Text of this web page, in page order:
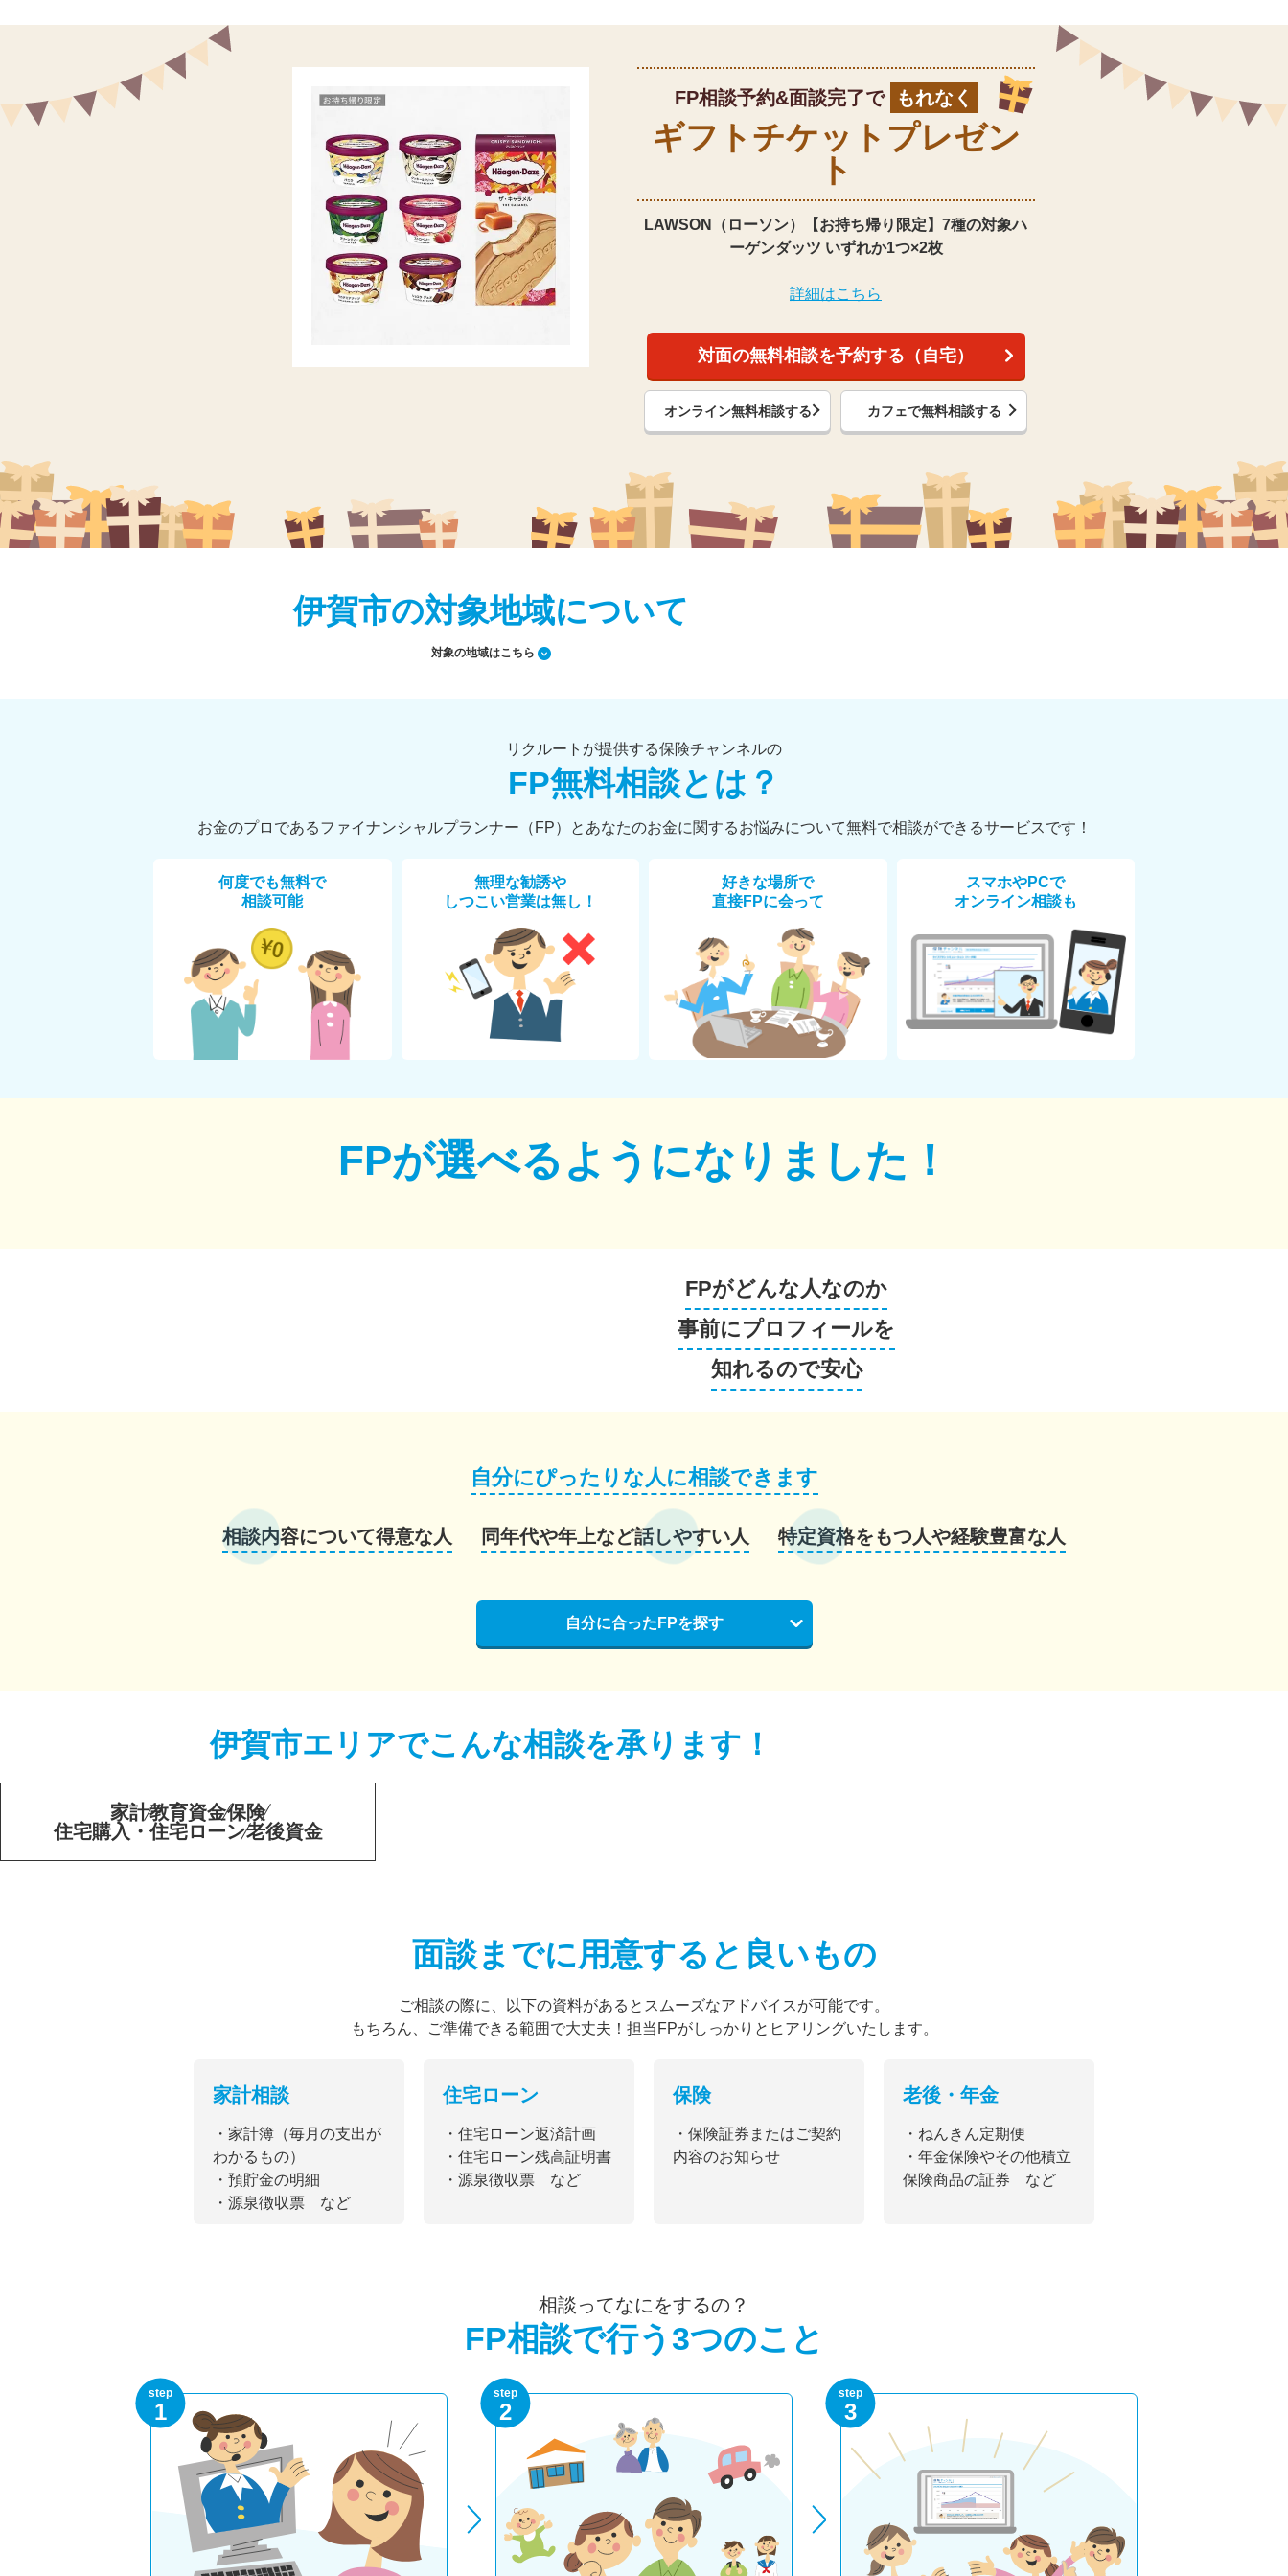
FP相談予約&面談完了で もれなく
ギフトチケット プレゼン
ト
LAWSON（ローソン）【お持ち帰り限定】 7種の対象ハ
ーゲンダッツ いずれか1つ×2枚
詳細はこちら
対面の無料相談を予約する（自宅）
オンライン無料相談する カフェで無料相談する
伊賀市の対象地域について
対象の地域はこちら
リクルートが提供する保険チャンネルの
FP無料相談とは？
お金のプロであるファイナンシャルプランナー（FP）とあなたのお金に関するお悩みについて無料で相談ができるサービスです！
何度でも無料で
相談可能
無理な勧誘や
しつこい営業は無し！
好きな場所で
直接FPに会って
スマホやPCで
オンライン相談も
FPが選べるようになりました！
FPがどんな人なのか
事前にプロフィールを
知れるので安心
自分にぴったりな人に相談できます
相談内容について得意な人 同年代や年上など話しやすい人 特定資格をもつ人や経験豊富な人
自分に合ったFPを探す
伊賀市エリアでこんな相談を承ります！
家計教育資金保険
住宅購入・住宅ローン老後資金
面談までに用意すると 良いもの
ご相談の際に、以下の資料があるとスムーズなアドバイスが可能です。
もちろん、ご準備できる範囲で大丈夫！担当FPがしっかりとヒアリングいたします。
家計相談
・家計簿（毎月の支出が
わかるもの）
・預貯金の明細
・源泉徴収票 など
住宅ローン
・住宅ローン返済計画
・住宅ローン残高証明書
・源泉徴収票 など
保険
・保険証券またはご契約
内容のお知らせ
老後・年金
・ねんきん定期便
・年金保険やその他積立
保険商品の証券 など
相談ってなにをするの？
FP相談で行う3つのこと
step
1
step
2
step
3